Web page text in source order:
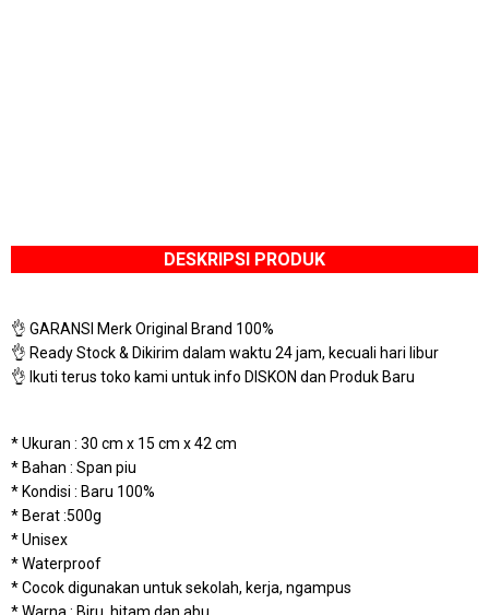
DESKRIPSI PRODUK
👌 GARANSI Merk Original Brand 100%
👌 Ready Stock & Dikirim dalam waktu 24 jam, kecuali hari libur
👌 Ikuti terus toko kami untuk info DISKON dan Produk Baru
* Ukuran : 30 cm x 15 cm x 42 cm
* Bahan : Span piu
* Kondisi : Baru 100%
* Berat :500g
* Unisex
* Waterproof
* Cocok digunakan untuk sekolah, kerja, ngampus